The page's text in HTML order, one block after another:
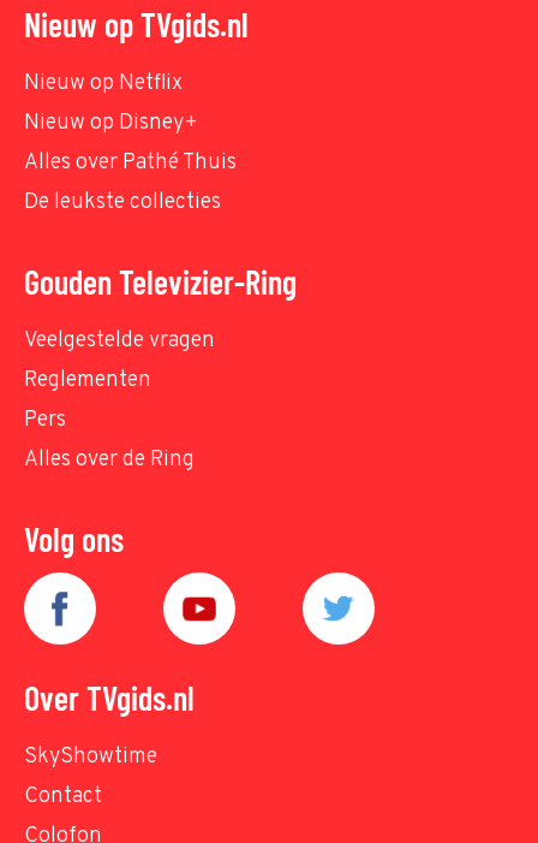
Nieuw op TVgids.nl
Nieuw op Netflix
Nieuw op Disney+
Alles over Pathé Thuis
De leukste collecties
Gouden Televizier-Ring
Veelgestelde vragen
Reglementen
Pers
Alles over de Ring
Volg ons
Over TVgids.nl
SkyShowtime
Contact
Colofon